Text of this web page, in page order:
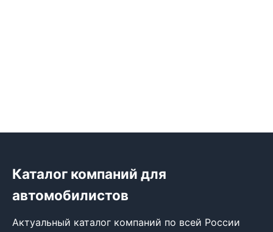
Каталог компаний для
автомобилистов
Актуальный каталог компаний по всей России